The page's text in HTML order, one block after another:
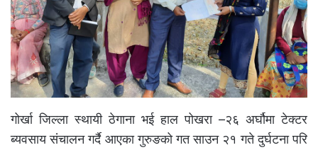
गोर्खा जिल्ला स्थायी ठेगाना भई हाल पोखरा –२६ अर्घौमा टेक्टर
ब्यवसाय संचालन गर्दै आएका गुरुङको गत साउन २१ गते दुर्घटना परि